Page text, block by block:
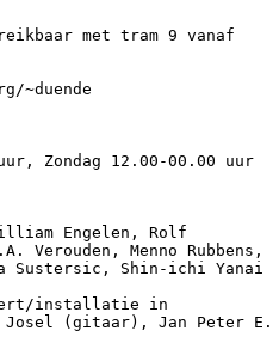
met tram 9 vanaf
~duende
Zondag 12.00-00.00 uur
Engelen, Rolf
Verouden, Menno Rubbens,
Sustersic, Shin-ichi Yanai
installatie in
Josel (gitaar), Jan Peter E.